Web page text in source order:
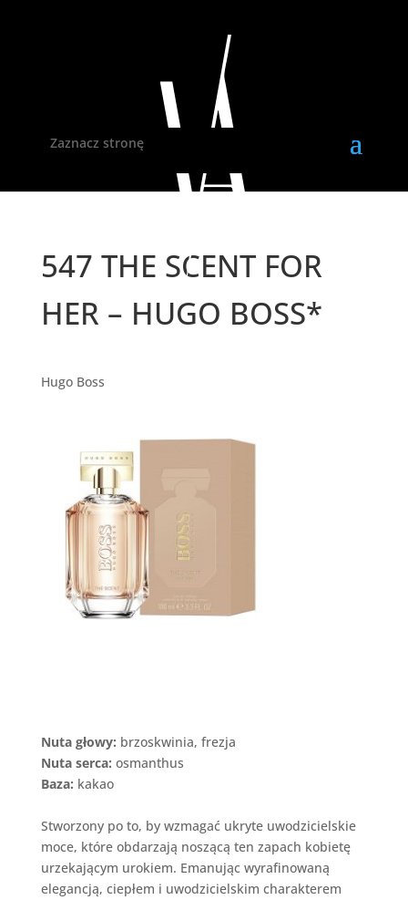
Zaznacz stronę
547 THE SCENT FOR
HER – HUGO BOSS*
Hugo Boss
Nuta głowy: brzoskwinia, frezja
Nuta serca: osmanthus
Baza: kakao
Stworzony po to, by wzmagać ukryte uwodzicielskie
moce, które obdarzają noszącą ten zapach kobietę
urzekającym urokiem. Emanując wyrafinowaną
elegancją, ciepłem i uwodzicielskim charakterem